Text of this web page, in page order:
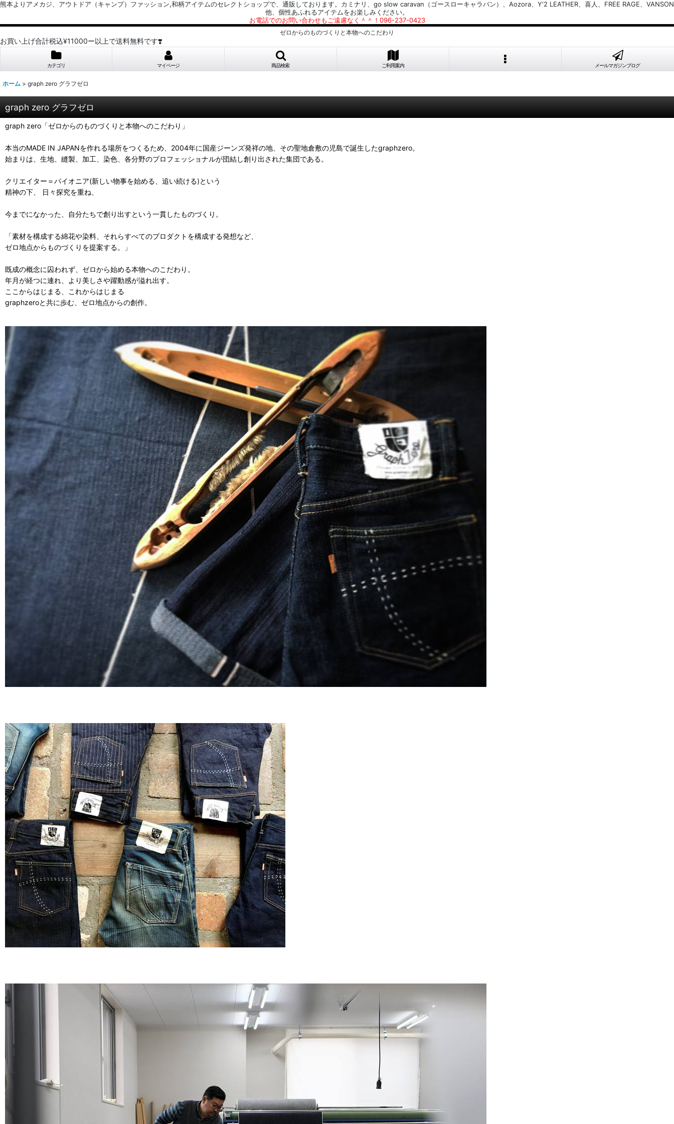
熊本よりアメカジ、アウトドア（キャンプ）ファッション,和柄アイテムのセレクトショップで、通販しております。カミナリ、go slow caravan（ゴースローキャラバン）、Aozora、Y'2 LEATHER、喜人、FREE RAGE、VANSON
他、個性あふれるアイテムをお楽しみください。
お電話でのお問い合わせもご遠慮なく＾＾！096-237-0423
ゼロからのものづくりと本物へのこだわり
お買い上げ合計税込¥11000ー以上で送料無料です❣️
カテゴリ マイページ 商品検索 ご利用案内 メールマガジンブログ
ホーム > graph zero グラフゼロ
graph zero グラフゼロ
graph zero「ゼロからのものづくりと本物へのこだわり」
本当のMADE IN JAPANを作れる場所をつくるため、2004年に国産ジーンズ発祥の地、その聖地倉敷の児島で誕生したgraphzero。
始まりは、生地、縫製、加工、染色、各分野のプロフェッショナルが団結し創り出された集団である。
クリエイター＝パイオニア(新しい物事を始める、追い続ける)という
精神の下、 日々探究を重ね、
今までになかった、自分たちで創り出すという一貫したものづくり。
「素材を構成する綿花や染料、それらすべてのプロダクトを構成する発想など、
ゼロ地点からものづくりを提案する。」
既成の概念に囚われず、ゼロから始める本物へのこだわり。
年月が経つに連れ、より美しさや躍動感が溢れ出す。
ここからはじまる、これからはじまる
graphzeroと共に歩む、ゼロ地点からの創作。